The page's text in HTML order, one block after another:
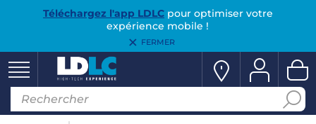
Téléchargez l'app LDLCpour optimiser votre
expérience mobile !
FERMER